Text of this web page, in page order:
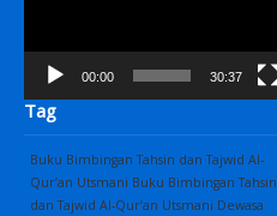
00:00 30:37
Tag
Buku Bimbingan Tahsin dan Tajwid Al-
Qur’an Utsmani Buku Bimbingan Tahsin
dan Tajwid Al-Qur’an Utsmani Dewasa